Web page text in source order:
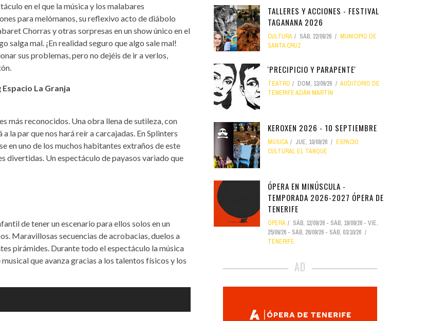
en el que la música y los malabares
para melómanos, su reflexivo acto de diábolo
Chorras y otras sorpresas en un show único en el
salga mal. ¡En realidad seguro que algo sale mal!
sus problemas, pero no dejéis de ir a verlos,
La Granja
más reconocidos. Una obra llena de sutileza, con
la par que nos hará reír a carcajadas. En Splinters
en uno de los muchos habitantes extraños de este
divertidas. Un espectáculo de payasos variado que
de tener un escenario para ellos solos en un
Maravillosas secuencias de acrobacias, duelos a
pirámides. Durante todo el espectáculo la música
que avanza gracias a los talentos físicos y los
TALLERES Y ACCIONES - FESTIVAL
TAGANANA 2026
CULTURA SÁB, 22/08/26
MUNICIPIO DE
SANTA CRUZ
'PRECIPICIO Y PARAPENTE'
TEATRO DOM, 13/09/26
AUDITORIO DE
TENERIFE ADÁN MARTÍN
KEROXEN 2026 - 10 SEPTIEMBRE
MÚSICA JUE, 10/09/26
ESPACIO
CULTURAL EL TANQUE
ÓPERA EN MINÚSCULA -
TEMPORADA 2026-2027 ÓPERA DE
TENERIFE
ÓPERA SÁB, 12/09/26 - SÁB, 19/09/26 - VIE,
25/09/26 - SÁB, 26/09/26 - SÁB, 03/10/26
TENERIFE
AD